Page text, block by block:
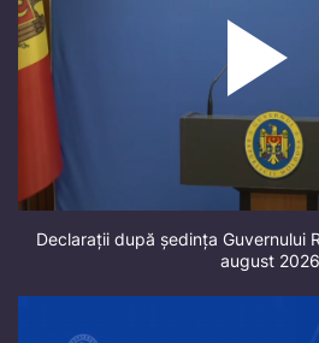
Declarații după ședința Guvernului
august 2026